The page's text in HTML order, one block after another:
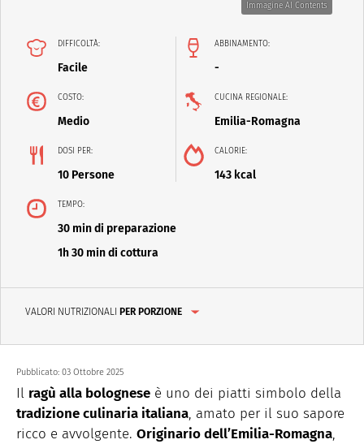
Immagine AI Contents
DIFFICOLTÀ:
Facile
ABBINAMENTO:
-
COSTO:
Medio
CUCINA REGIONALE:
Emilia-Romagna
DOSI PER:
10 Persone
CALORIE:
143 kcal
TEMPO:
30 min di preparazione
1h 30 min di cottura
VALORI NUTRIZIONALI PER PORZIONE
Pubblicato: 03 Ottobre 2025
Il ragù alla bolognese è uno dei piatti simbolo della
tradizione culinaria italiana, amato per il suo sapore
ricco e avvolgente. Originario dell’Emilia-Romagna,